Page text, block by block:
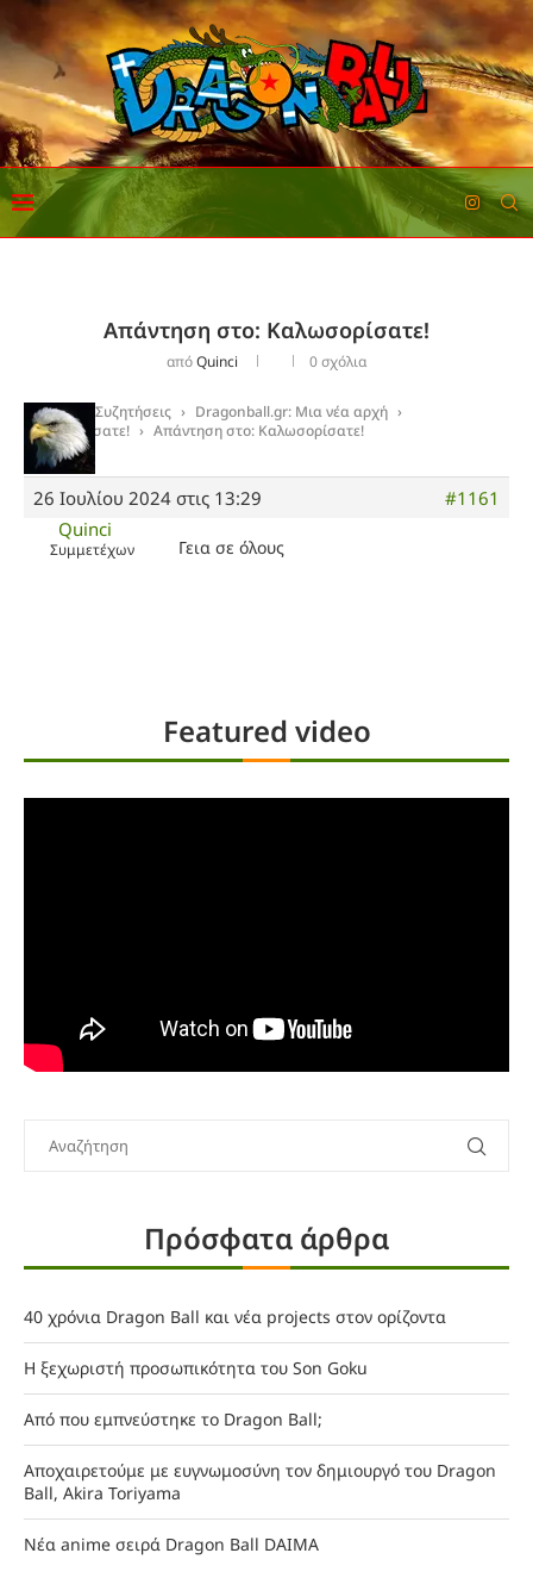
Απάντηση στο: Καλωσορίσατε!
απόQuinci 0 σχόλια
Αρχική Συζητήσεις › Dragonball.gr: Μια νέα αρχή ›
Καλωσορίσατε! › Απάντηση στο: Καλωσορίσατε!
26 Ιουλίου 2024 στις 13:29
#1161
Quinci
Συμμετέχων Γεια σε όλους
Featured video
Πρόσφατα άρθρα
40 χρόνια Dragon Ball και νέα projects στον ορίζοντα
Η ξεχωριστή προσωπικότητα του Son Goku
Από που εμπνεύστηκε το Dragon Ball;
Αποχαιρετούμε με ευγνωμοσύνη τον δημιουργό του Dragon
Ball, Akira Toriyama
Νέα anime σειρά Dragon Ball DAIMA